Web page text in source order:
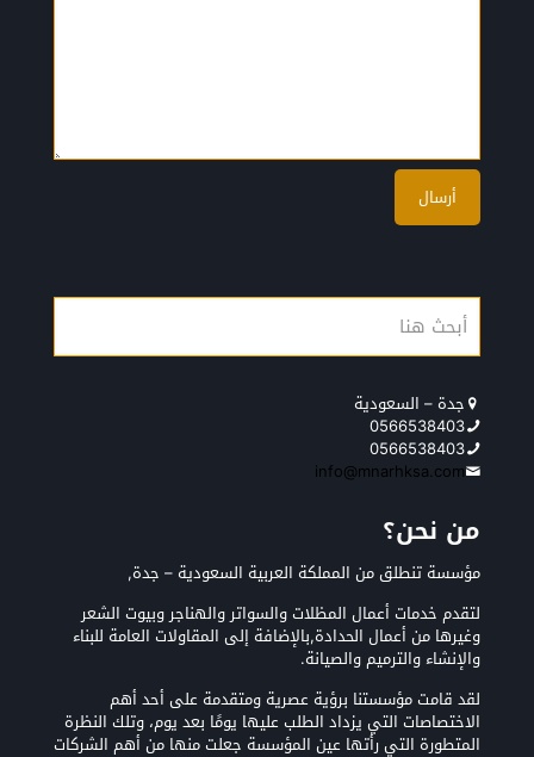
جدة – السعودية
0566538403
0566538403
info@mnarhksa.com
من نحن؟
مؤسسة تنطلق من المملكة العربية السعودية – جدة,
لتقدم خدمات أعمال المظلات والسواتر والهناجر وبيوت الشعر
وغيرها من أعمال الحدادة,بالإضافة إلى المقاولات العامة للبناء
والإنشاء والترميم والصيانة.
لقد قامت مؤسستنا برؤية عصرية ومتقدمة على أحد أهم
الاختصاصات التي يزداد الطلب عليها يومًا بعد يوم، وتلك النظرة
المتطورة التي رأتها عين المؤسسة جعلت منها من أهم الشركات